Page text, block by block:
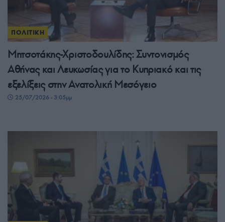
ΠΟΛΙΤΙΚΗ
Μητσοτάκης-Χριστοδουλίδης: Συντονισμός
Αθήνας και Λευκωσίας για το Κυπριακό και τις
εξελίξεις στην Ανατολική Μεσόγειο
25/07/2026 - 3:05μμ